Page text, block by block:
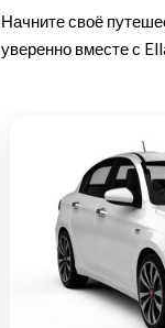
Начните своё
уверенно вместе с